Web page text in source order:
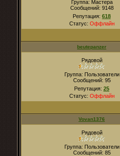
Группа: Мастера
Сообщений: 9148
Репутация: 618
Статус: Оффлайн
beutepanzer
Рядовой
Группа: Пользователи
Сообщений: 95
Репутация: 25
Статус: Оффлайн
Vovan1376
Рядовой
Группа: Пользователи
Сообщений: 85